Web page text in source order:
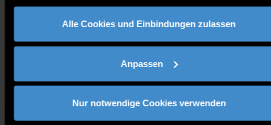
Alle Cookies und Einbindungen zulassen
Anpassen
Nur notwendige Cookies verwenden
auszutauschen, die vor ähnlichen Herausforderungen
Kontakt:
mohamed.elshikh@th-deg.de
Link zur Veranstaltung